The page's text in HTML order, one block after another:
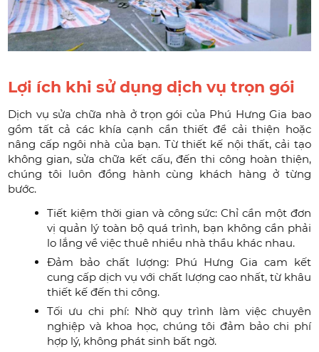
Lợi ích khi sử dụng dịch vụ trọn gói
Dịch vụ sửa chữa nhà ở trọn gói của Phú Hưng Gia bao
gồm tất cả các khía cạnh cần thiết để cải thiện hoặc
nâng cấp ngôi nhà của bạn. Từ thiết kế nội thất, cải tạo
không gian, sửa chữa kết cấu, đến thi công hoàn thiện,
chúng tôi luôn đồng hành cùng khách hàng ở từng
bước.
Tiết kiệm thời gian và công sức: Chỉ cần một đơn
vị quản lý toàn bộ quá trình, bạn không cần phải
lo lắng về việc thuê nhiều nhà thầu khác nhau.
Đảm bảo chất lượng: Phú Hưng Gia cam kết
cung cấp dịch vụ với chất lượng cao nhất, từ khâu
thiết kế đến thi công.
Tối ưu chi phí: Nhờ quy trình làm việc chuyên
nghiệp và khoa học, chúng tôi đảm bảo chi phí
hợp lý, không phát sinh bất ngờ.